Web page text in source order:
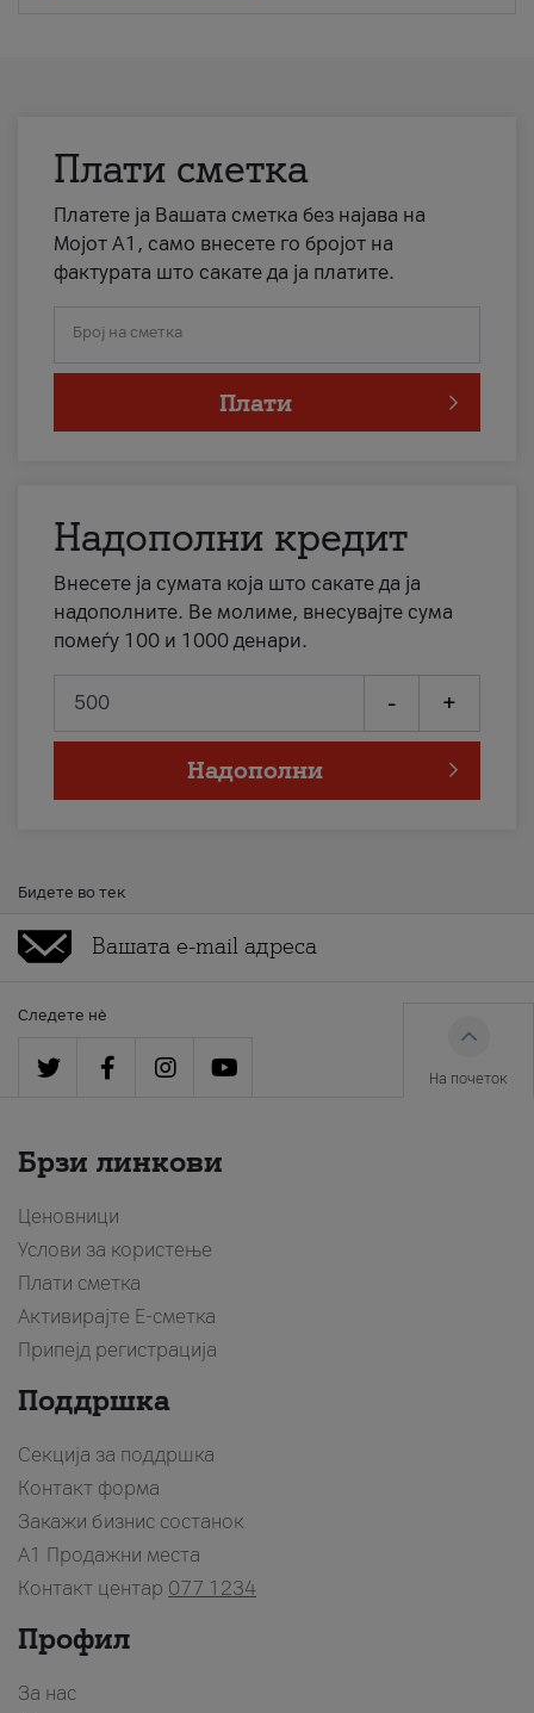
Плати сметка
Платете ја Вашата сметка без најава на
Мојот А1, само внесете го бројот на
фактурата што сакате да ја платите.
Број на сметка
Плати
Надополни кредит
Внесете ја сумата која што сакате да ја
надополните. Ве молиме, внесувајте сума
помеѓу 100 и 1000 денари.
- +
Надополни
Бидете во тек
Следете нè
На почеток
Брзи линкови
Ценовници
Услови за користење
Плати сметка
Активирајте Е-сметка
Припејд регистрација
Поддршка
Секција за поддршка
Контакт форма
Закажи бизнис состанок
A1 Продажни места
Контакт центар 077 1234
Профил
За нас